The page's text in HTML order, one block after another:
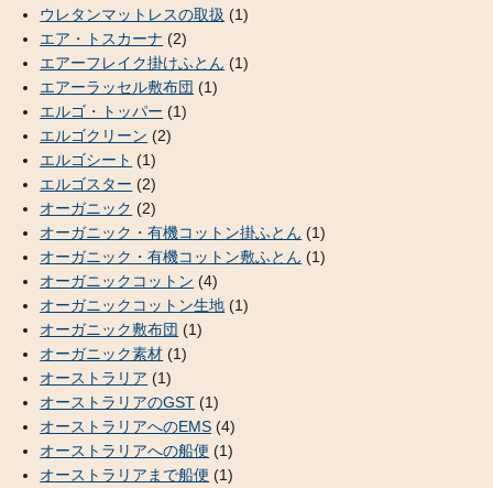
ウレタンマットレスの取扱 (1)
エア・トスカーナ (2)
エアーフレイク掛けふとん (1)
エアーラッセル敷布団 (1)
エルゴ・トッパー (1)
エルゴクリーン (2)
エルゴシート (1)
エルゴスター (2)
オーガニック (2)
オーガニック・有機コットン掛ふとん (1)
オーガニック・有機コットン敷ふとん (1)
オーガニックコットン (4)
オーガニックコットン生地 (1)
オーガニック敷布団 (1)
オーガニック素材 (1)
オーストラリア (1)
オーストラリアのGST (1)
オーストラリアへのEMS (4)
オーストラリアへの船便 (1)
オーストラリアまで船便 (1)